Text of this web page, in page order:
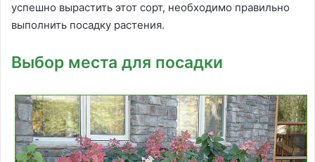
успешно вырастить этот сорт, необходимо правильно
выполнить посадку растения.
Выбор места для посадки